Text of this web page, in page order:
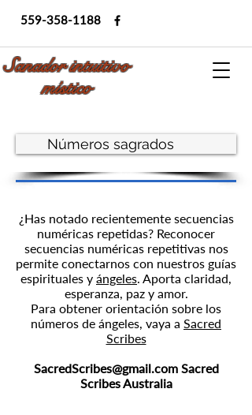
559-358-1188
Sanador intuitivo
místico
Números sagrados
¿Has notado recientemente secuencias
numéricas repetidas? Reconocer
secuencias numéricas repetitivas nos
permite conectarnos con nuestros guías
espirituales y ángeles. Aporta claridad,
esperanza, paz y amor.
Para obtener orientación sobre los
números de ángeles, vaya a Sacred
Scribes
SacredScribes@gmail.comSacred
Scribes Australia